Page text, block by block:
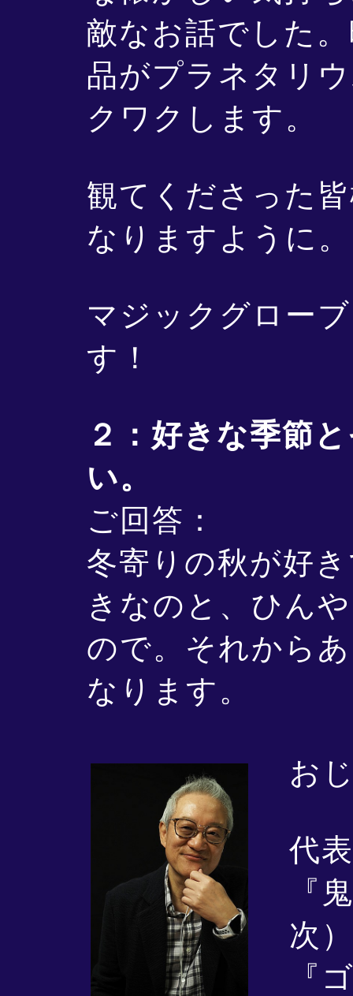
敵なお話でした
品がプラネタリ
クワクします。
観てくださった
なりますように。
マジックグロー
す！
２：好きな季節
い。
ご回答：
冬寄りの秋が好
きなのと、ひん
ので。それから
なります。
お
代
『
次）
『